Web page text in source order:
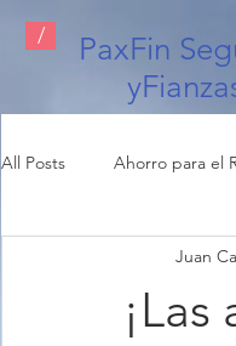
/
PaxFin
All Posts Ahorro para el
Seguro de Automóvil
Juan